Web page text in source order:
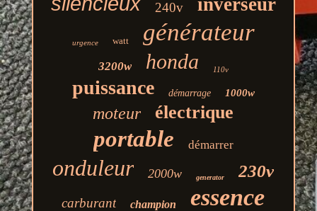
240v
urgence watt générateur
3200w honda 110v
puissance démarrage 1000w
moteur électrique
portable démarrer
onduleur 2000w generator 230v
carburant champion essence